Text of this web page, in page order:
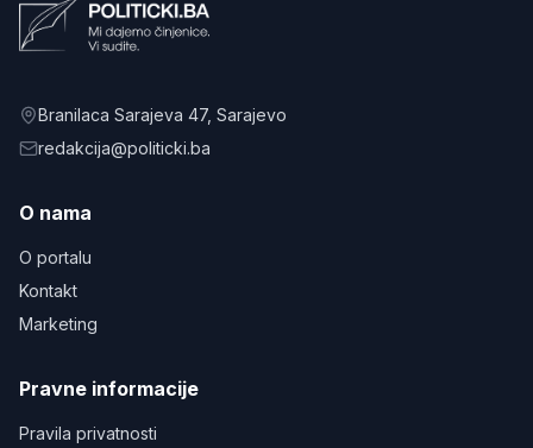
Branilaca Sarajeva 47, Sarajevo
redakcija@politicki.ba
O nama
O portalu
Kontakt
Marketing
Pravne informacije
Pravila privatnosti